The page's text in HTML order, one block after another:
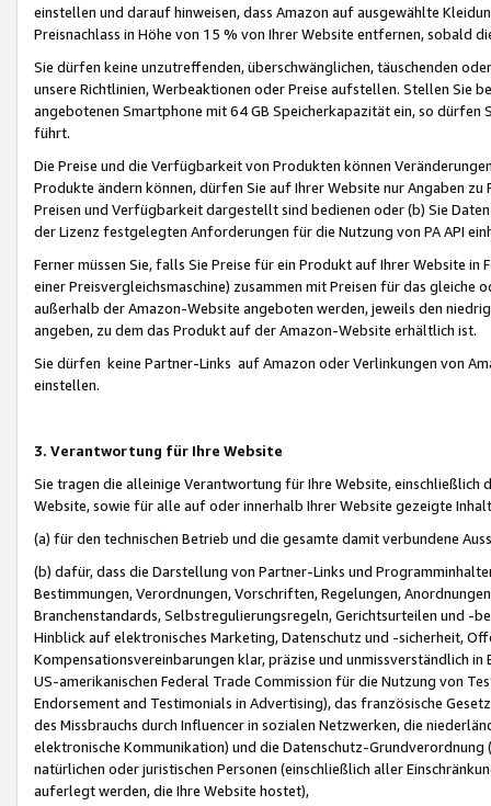
einstellen und darauf hinweisen, dass Amazon auf ausgewählte
Preisnachlass in Höhe von 15 % von Ihrer Website entfernen, sobald
Sie dürfen keine unzutreffenden, überschwänglichen, täuschenden
unsere Richtlinien, Werbeaktionen oder Preise aufstellen. Stellen Sie
angebotenen Smartphone mit 64 GB Speicherkapazität ein, so dürfen
führt.
Die Preise und die Verfügbarkeit von Produkten können
Produkte ändern können, dürfen Sie auf Ihrer Website nur Angaben
Preisen und Verfügbarkeit dargestellt sind bedienen oder (b) Sie
der Lizenz festgelegten Anforderungen für die Nutzung von PA API
Ferner müssen Sie, falls Sie Preise für ein Produkt auf Ihrer Website
einer Preisvergleichsmaschine) zusammen mit Preisen für das
außerhalb der Amazon-Website angeboten werden, jeweils den
angeben, zu dem das Produkt auf der Amazon-Website erhältlich ist.
Sie dürfen keine Partner-Links auf Amazon oder Verlinkungen von
einstellen.
3. Verantwortung für Ihre Website
Sie tragen die alleinige Verantwortung für Ihre Website,
Website, sowie für alle auf oder innerhalb Ihrer Website gezeigte
(a) für den technischen Betrieb und die gesamte damit verbundene
(b) dafür, dass die Darstellung von Partner-Links und
Bestimmungen, Verordnungen, Vorschriften, Regelungen,
Branchenstandards, Selbstregulierungsregeln, Gerichtsurteilen und -
Hinblick auf elektronisches Marketing, Datenschutz und -sicherheit,
Kompensationsvereinbarungen klar, präzise und unmissverständlich
US-amerikanischen Federal Trade Commission für die Nutzung von
Endorsement and Testimonials in Advertising), das französische
des Missbrauchs durch Influencer in sozialen Netzwerken, die
elektronische Kommunikation) und die Datenschutz-
natürlichen oder juristischen Personen (einschließlich aller
auferlegt werden, die Ihre Website hostet),